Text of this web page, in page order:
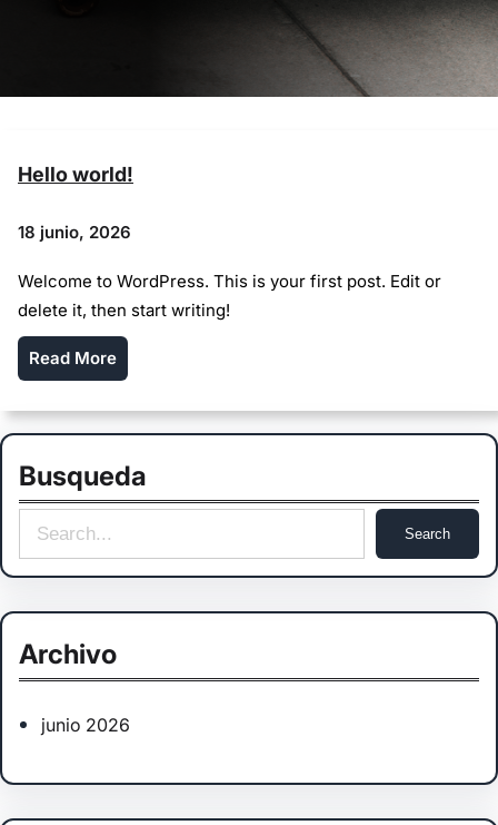
Hello world!
18 junio, 2026
Welcome to WordPress. This is your first post. Edit or
delete it, then start writing!
Read More
Busqueda
e
c
Search
Archivo
junio 2026